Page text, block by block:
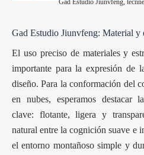
Gad Estudio Jiunvfeng,
Gad Estudio Jiunvfeng: Material y
El uso preciso de materiales y
importante para la expresión de
diseño. Para la conformación del
en nubes, esperamos destacar
clave: flotante, ligera y
natural entre la cognición suave e
el entorno montañoso simple y